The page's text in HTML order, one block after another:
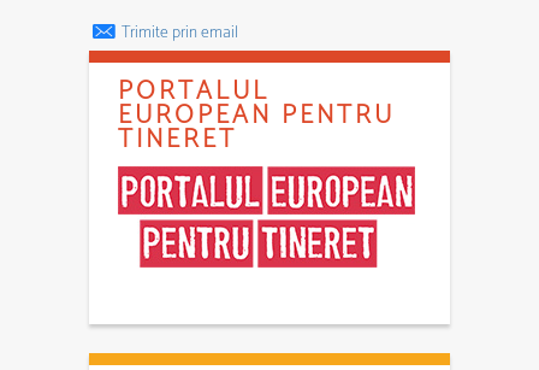
Trimite prin email
PORTALUL
EUROPEAN PENTRU
TINERET